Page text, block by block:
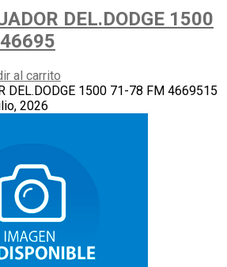
DEL.DODGE 1500
al carrito
DEL.DODGE 1500 71-78 FM 4669515
2026